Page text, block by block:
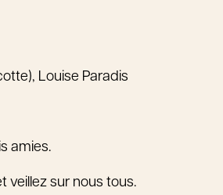
Louise Paradis
amies.
veillez sur nous tous.